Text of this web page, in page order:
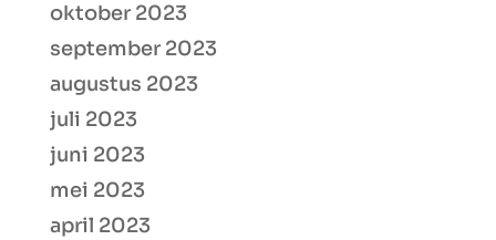
oktober 2023
september 2023
augustus 2023
juli 2023
juni 2023
mei 2023
april 2023